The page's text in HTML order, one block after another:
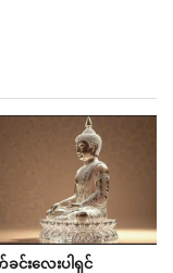
ခင်းလေးပါရှင်